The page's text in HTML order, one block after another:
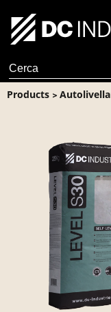
Search
for:
Products >